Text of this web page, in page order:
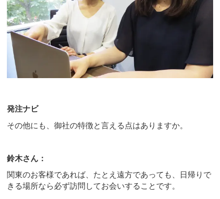
発注ナビ
その他にも、御社の特徴と言える点はありますか。
鈴木さん：
関東のお客様であれば、たとえ遠方であっても、日帰りで
きる場所なら必ず訪問してお会いすることです。